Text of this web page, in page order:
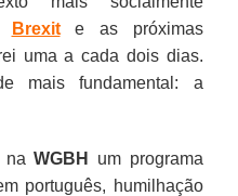
Brexite as próximas
uma a cada dois dias.
mais fundamental: a
naWGBH
um programa
português, humilhação